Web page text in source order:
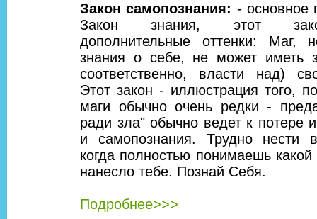
Закон самопознания: - основное
Закон знания, этот
дополнительные оттенки: Маг,
знания о себе, не может иметь
соответственно, власти над)
Этот закон - иллюстрация того,
маги обычно очень редки -
ради зла" обычно ведет к потере
и самопознания. Трудно нести
когда полностью понимаешь
нанесло тебе. Познай Себя.
Подробнее>>>